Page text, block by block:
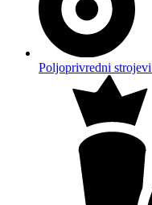
Poljoprivredni